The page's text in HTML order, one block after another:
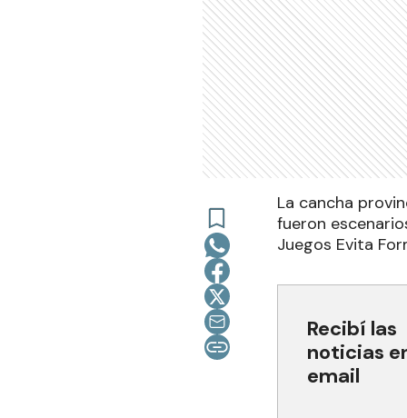
La cancha
fueron
Juegos Evita
Recibí las
noticias
email